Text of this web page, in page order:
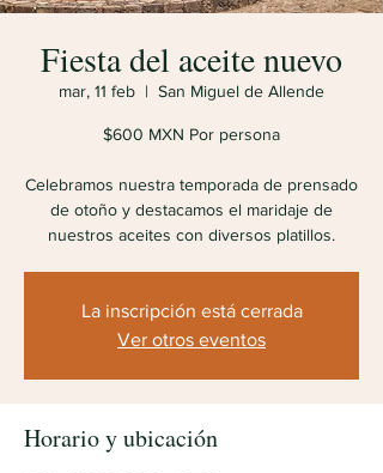
Fiesta del aceite nuevo
mar, 11 feb
  |
San Miguel de Allende
$600 MXN Por persona
Celebramos nuestra temporada de prensado
de otoño y destacamos el maridaje de
nuestros aceites con diversos platillos.
La inscripción está cerrada
Ver otros eventos
Horario y ubicación